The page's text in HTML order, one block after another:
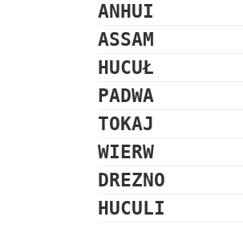
ANHUI
ASSAM
HUCUŁ
PADWA
TOKAJ
WIERW
DREZNO
HUCULI